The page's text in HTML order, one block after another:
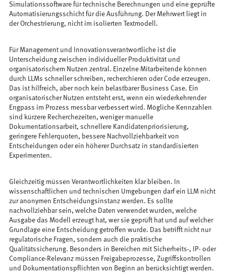
Simulationssoftware für technische Berechnungen und eine geprüfte
Automatisierungsschicht für die Ausführung. Der Mehrwert liegt in
der Orchestrierung, nicht im isolierten Textmodell.
Für Management und Innovationsverantwortliche ist die
Unterscheidung zwischen individueller Produktivität und
organisatorischem Nutzen zentral. Einzelne Mitarbeitende können
durch LLMs schneller schreiben, recherchieren oder Code erzeugen.
Das ist hilfreich, aber noch kein belastbarer Business Case. Ein
organisatorischer Nutzen entsteht erst, wenn ein wiederkehrender
Engpass im Prozess messbar verbessert wird. Mögliche Kennzahlen
sind kürzere Recherchezeiten, weniger manuelle
Dokumentationsarbeit, schnellere Kandidatenpriorisierung,
geringere Fehlerquoten, bessere Nachvollziehbarkeit von
Entscheidungen oder ein höherer Durchsatz in standardisierten
Experimenten.
Gleichzeitig müssen Verantwortlichkeiten klar bleiben. In
wissenschaftlichen und technischen Umgebungen darf ein LLM nicht
zur anonymen Entscheidungsinstanz werden. Es sollte
nachvollziehbar sein, welche Daten verwendet wurden, welche
Ausgabe das Modell erzeugt hat, wer sie geprüft hat und auf welcher
Grundlage eine Entscheidung getroffen wurde. Das betrifft nicht nur
regulatorische Fragen, sondern auch die praktische
Qualitätssicherung. Besonders in Bereichen mit Sicherheits-, IP- oder
Compliance-Relevanz müssen Freigabeprozesse, Zugriffskontrollen
und Dokumentationspflichten von Beginn an berücksichtigt werden.